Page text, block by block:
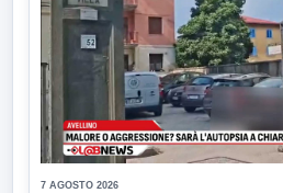
7 AGOSTO 2026